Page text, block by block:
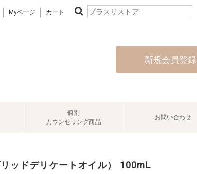
Myページ カート
新規会員登録
個別
カウンセリング商品
お問い合わせ
ッドデリケートオイル） 100mL